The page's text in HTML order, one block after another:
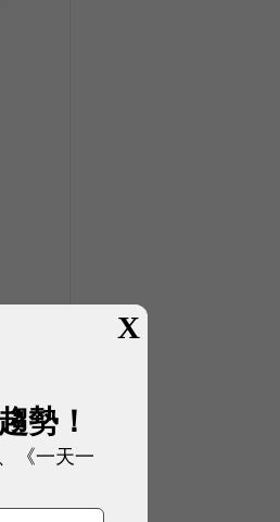
X
勢！
《一天一